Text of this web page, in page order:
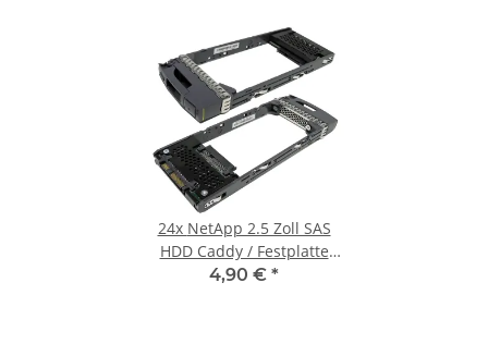
24x NetApp 2.5 Zoll SAS
HDD Caddy / Festplatte
Rahmen 111-00721+A0
4,90 € *